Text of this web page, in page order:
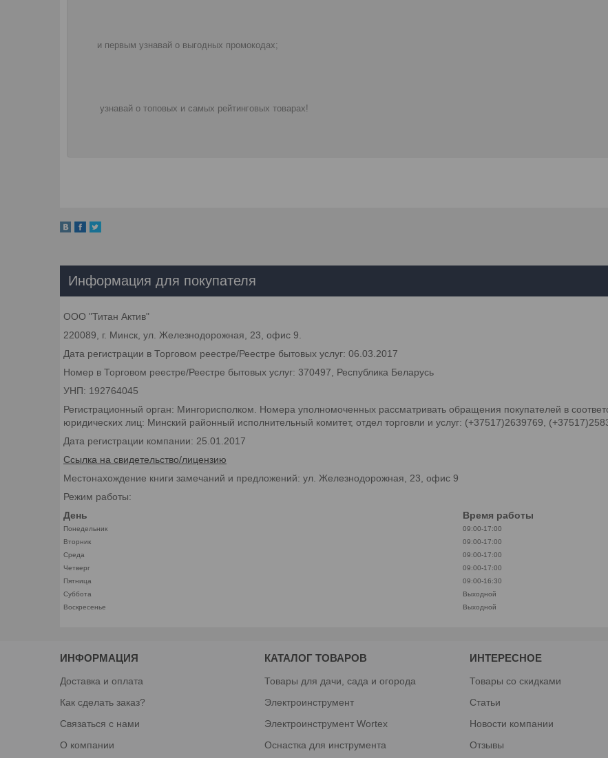
и первым узнавай о выгодных промокодах;
узнавай о топовых и самых рейтинговых товарах!
Информация для покупателя
ООО "Титан Актив"
220089, г. Минск, ул. Железнодорожная, 23, офис 9.
Дата регистрации в Торговом реестре/Реестре бытовых услуг: 06.03.2017
Номер в Торговом реестре/Реестре бытовых услуг: 370497, Республика Беларусь
УНП: 192764045
Регистрационный орган: Мингорисполком. Номера уполномоченных рассматривать обращения покупателей в
юридических лиц: Минский районный исполнительный комитет, отдел торговли и услуг: (+37517)2639769,
Дата регистрации компании: 25.01.2017
Ссылка на свидетельство/лицензию
Местонахождение книги замечаний и предложений: ул. Железнодорожная, 23, офис 9
Режим работы:
День
Время работы
Понедельник
09:00-17:00
Вторник
09:00-17:00
Среда
09:00-17:00
Четверг
09:00-17:00
Пятница
09:00-16:30
Суббота
Выходной
Воскресенье
Выходной
ИНФОРМАЦИЯ
Доставка и оплата
Как сделать заказ?
Связаться с нами
О компании
КАТАЛОГ ТОВАРОВ
Товары для дачи, сада и огорода
Электроинструмент
Электроинструмент Wortex
Оснастка для инструмента
ИНТЕРЕСНОЕ
Товары со скидками
Статьи
Новости компании
Отзывы